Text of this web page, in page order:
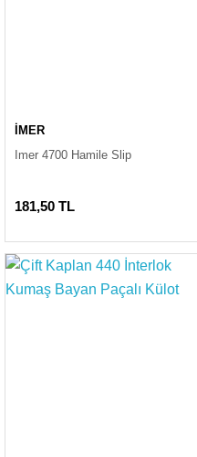
İMER
Imer 4700 Hamile Slip
181,50 TL